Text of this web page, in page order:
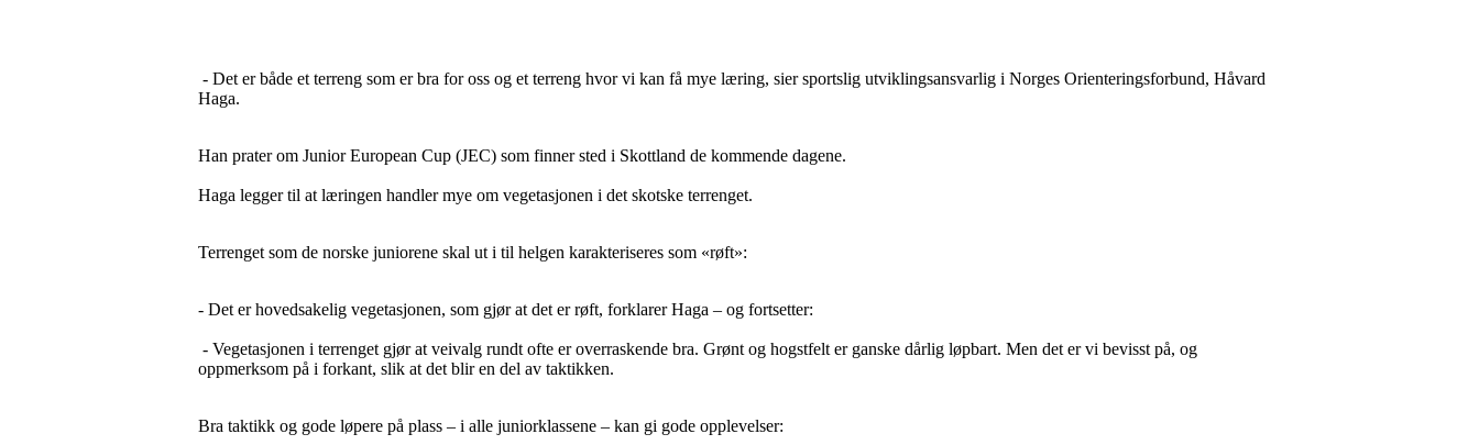
- Det er både et terreng som er bra for oss og et terreng hvor vi kan få mye læring, sier sportslig utviklingsansvarlig i Norges Orienteringsforbund, Håvard
Haga.
Han prater om Junior European Cup (JEC) som finner sted i Skottland de kommende dagene.
Haga legger til at læringen handler mye om vegetasjonen i det skotske terrenget.
Terrenget som de norske juniorene skal ut i til helgen karakteriseres som «røft»:
- Det er hovedsakelig vegetasjonen, som gjør at det er røft, forklarer Haga – og fortsetter:
- Vegetasjonen i terrenget gjør at veivalg rundt ofte er overraskende bra. Grønt og hogstfelt er ganske dårlig løpbart. Men det er vi bevisst på, og
oppmerksom på i forkant, slik at det blir en del av taktikken.
Bra taktikk og gode løpere på plass – i alle juniorklassene – kan gi gode opplevelser: